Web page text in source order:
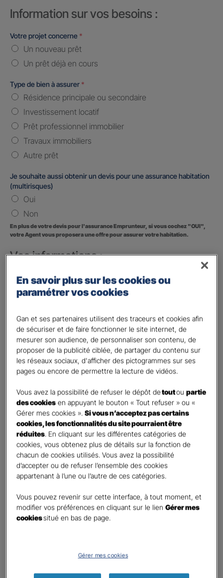
Information sur vos besoins :
Votre projet concerne *
Un nouveau prêt
Un prêt déjà en cours
Type de bien à assurer *
Résidence principale ou secondaire
Investissement locatif
Prêt professionnel immobilier
Travaux immobiliers
Autre prêt
Je souhaite aussi obtenir un devis pour une assurance habitation
(multirisques)
Oui
Non
En plus de votre devis pour l'assurance Emprunteur, si vous cochez "OUI",
votre Agent vous proposera une offre pour assurer votre habitation.
Vos informations :
Etes-vous déjà client Gan assurances ?*
Oui
Civilité*
Madame
Monsieur
Contact *
First Last
Téléphone*
United
States
+1
E-mail
En cochant cette case et en soumettant ce formulaire,
j'accepte que mes données personnelles soient utilisées
En savoir plus sur les cookies ou
paramétrer vos cookies
Gan et ses partenaires utilisent des traceurs et cookies afin
de sécuriser et de faire fonctionner le site internet, de
mesurer son audience, de personnaliser son contenu, de
proposer de la publicité ciblée, de partager du contenu sur
les réseaux sociaux, d'afficher des pictogrammes sur ses
pages ou encore de permettre la lecture de vidéos.
Vous avez la possibilité de refuser le dépôt detoutoupartie
des cookies en appuyant le bouton « Tout refuser » ou «
Gérer mes cookies ».Si vous n’acceptez pas certains
cookies, les fonctionnalités du site pourraient être
réduites. En cliquant sur les différentes catégories de
cookies, vous obtenez plus de détails sur la fonction de
chacun de cookies utilisés. Vous avez la possibilité
d’accepter ou de refuser l’ensemble des cookies
appartenant à l’une ou l’autre de ces catégories.
Vous pouvez revenir sur cette interface, à tout moment, et
modifier vos préférences en cliquant sur le lienGérer mes
cookiessitué en bas de page.
Gérer mes cookies